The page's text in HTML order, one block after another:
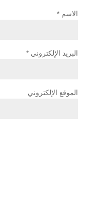
الاسم *
البريد الإلكتروني *
الموقع الإلكتروني